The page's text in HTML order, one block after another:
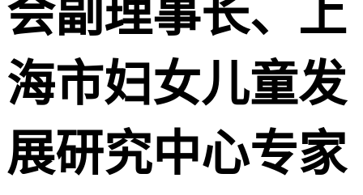
会副理事长、上
海市妇女儿童发
展研究中心专家